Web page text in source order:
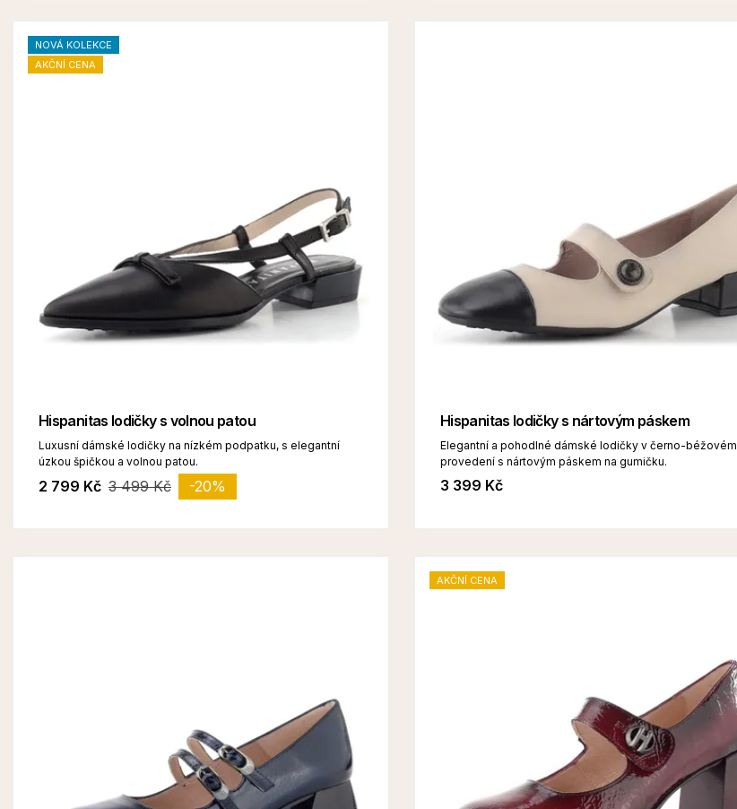
NOVÁ KOLEKCE
AKČNÍ CENA
Hispanitas lodičky s volnou patou
Luxusní dámské lodičky na nízkém podpatku, s elegantní
úzkou špičkou a volnou patou.
2 799 Kč 3 499 Kč -20%
Hispanitas lodičky s nártovým páskem
Elegantní a pohodlné dámské lodičky v černo-béžovém
provedení s nártovým páskem na gumičku.
3 399 Kč
AKČNÍ CENA